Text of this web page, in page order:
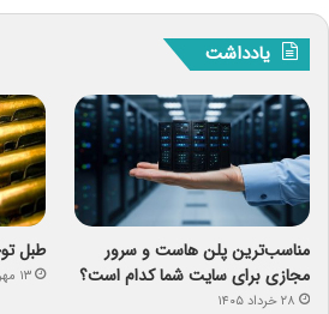
یادداشت
مناسب‌ترین پلن هاست و سرور
مجازی برای سایت شما کدام است؟
۲۸ خرداد ۱۴۰۵
طبل
۱۳ مهر ۱۴۰۴